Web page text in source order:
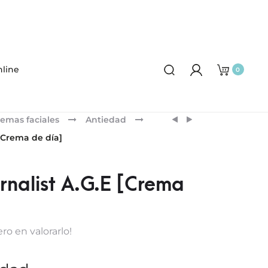
0
Product
SENSILIS
SENSILIS
faciales
Antiedad
de día]
A.G.E [Crema
en valorarlo!